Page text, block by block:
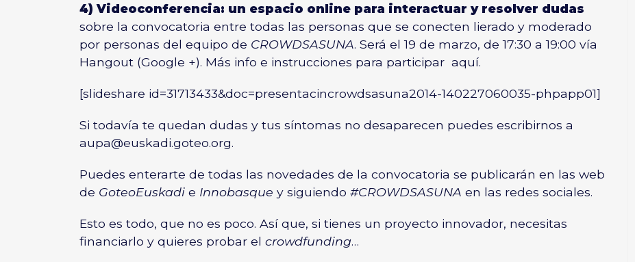
4) Videoconferencia: un espacio online para interactuar y resolver dudas
sobre la convocatoria entre todas las personas que se conecten lierado y moderado
por personas del equipo de CROWDSASUNA. Será el 19 de marzo, de 17:30 a 19:00 vía
Hangout (Google +). Más info e instrucciones para participar aquí.
[slideshare id=31713433&doc=presentacincrowdsasuna2014-140227060035-phpapp01]
Si todavía te quedan dudas y tus síntomas no desaparecen puedes escribirnos a
aupa@euskadi.goteo.org.
Puedes enterarte de todas las novedades de la convocatoria se publicarán en las web
de GoteoEuskadi e Innobasque y siguiendo #CROWDSASUNA en las redes sociales.
Esto es todo, que no es poco. Así que, si tienes un proyecto innovador, necesitas
financiarlo y quieres probar el crowdfunding…